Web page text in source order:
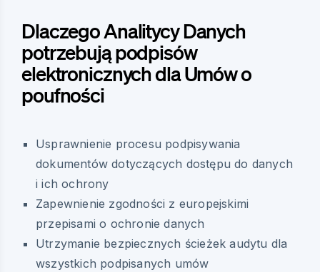
Dlaczego Analitycy Danych
potrzebują podpisów
elektronicznych dla Umów o
poufności
Usprawnienie procesu podpisywania
dokumentów dotyczących dostępu do danych
i ich ochrony
Zapewnienie zgodności z europejskimi
przepisami o ochronie danych
Utrzymanie bezpiecznych ścieżek audytu dla
wszystkich podpisanych umów